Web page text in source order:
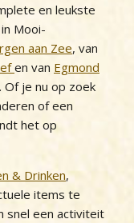
en leukste
Mooi-
aan Zee, van
en van Egmond
. Of je nu op zoek
of een
het op
& Drinken,
items te
snel een activiteit